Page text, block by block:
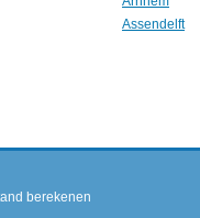
Assendelft
berekenen